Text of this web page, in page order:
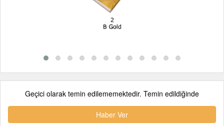
Geçici olarak temin edilememektedir. Temin edildiğinde
Haber Ver